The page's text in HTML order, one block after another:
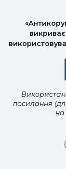
викриває
посилання
на